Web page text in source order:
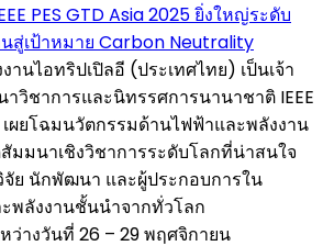
PES GTD Asia 2025 ยิ่งใหญ่ระดับ
สู่เป้าหมาย Carbon Neutrality
นไอทริปเปิลอี (ประเทศไทย) เป็นเจ้า
วิชาการและนิทรรศการนานาชาติ IEEE
เผยโฉมนวัตกรรมด้านไฟฟ้าและพลังงาน
มมนาเชิงวิชาการระดับโลกที่น่าสนใจ
ย นักพัฒนา และผู้ประกอบการใน
พลังงานชั้นนำจากทั่วโลก
ว่างวันที่ 26 – 29 พฤศจิกายน